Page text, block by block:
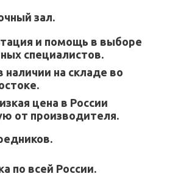
зал.
и помощь в выборе
специалистов.
наличии на складе во
цена в России
от производителя.
по всей России.